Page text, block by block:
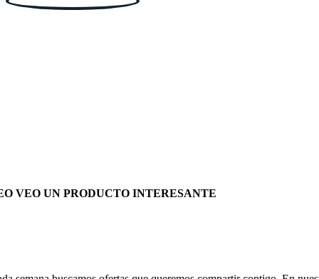
VEO UN PRODUCTO INTERESANTE